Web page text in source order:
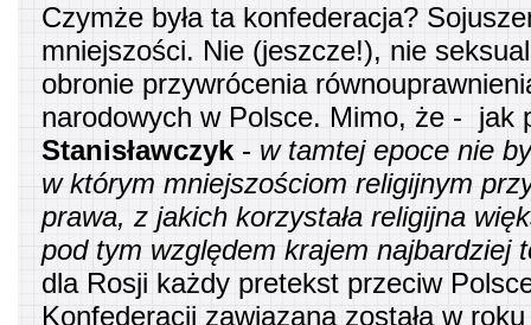
Czymże była ta konfederacja?
mniejszości. Nie (jeszcze!), nie
obronie przywrócenia
narodowych w Polsce. Mimo, że - jak
Stanisławczyk - w tamtej epoce nie
w którym mniejszościom religijnym
prawa, z jakich korzystała religijna
pod tym względem krajem najbardziej
dla Rosji każdy pretekst przeciw
Konfederacji zawiązana została w